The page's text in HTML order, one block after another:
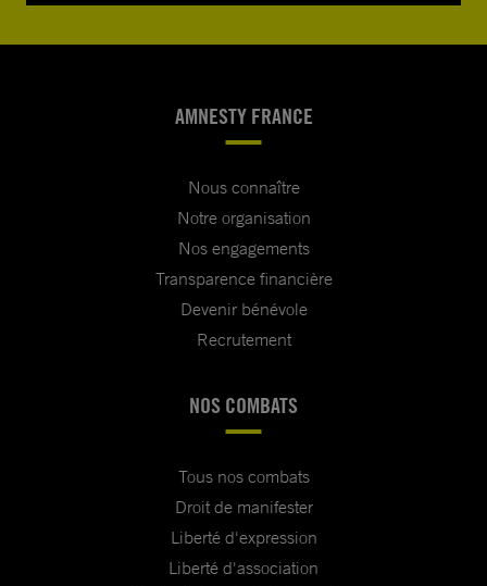
AMNESTY FRANCE
Nous connaître
Notre organisation
Nos engagements
Transparence financière
Devenir bénévole
Recrutement
NOS COMBATS
Tous nos combats
Droit de manifester
Liberté d'expression
Liberté d'association